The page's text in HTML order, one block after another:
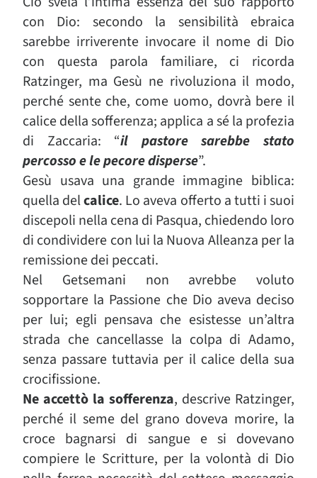
con Dio: secondo la sensibilità ebraica
sarebbe irriverente invocare il nome di Dio
con questa parola familiare, ci ricorda
Ratzinger, ma Gesù ne rivoluziona il modo,
perché sente che, come uomo, dovrà bere il
calice della sofferenza; applica a sé la profezia
di Zaccaria: “il pastore sarebbe stato
percosso e le pecore disperse”.
Gesù usava una grande immagine biblica:
quella delcalice. Lo aveva offerto a tutti i suoi
discepoli nella cena di Pasqua, chiedendo loro
di condividere con lui la Nuova Alleanza per la
remissione dei peccati.
Nel Getsemani non avrebbe voluto
sopportare la Passione che Dio aveva deciso
per lui; egli pensava che esistesse un’altra
strada che cancellasse la colpa di Adamo,
senza passare tuttavia per il calice della sua
crocifissione.
Ne accettò la sofferenza, descrive Ratzinger,
perché il seme del grano doveva morire, la
croce bagnarsi di sangue e si dovevano
compiere le Scritture, per la volontà di Dio